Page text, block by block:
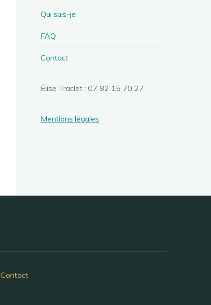
Qui suis-je
FAQ
Contact
Élise Traclet : 07 82 15 70 27
Mentions légales
Contact